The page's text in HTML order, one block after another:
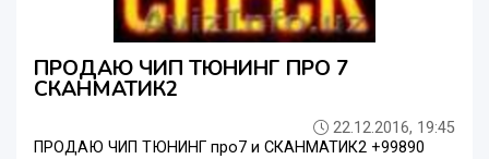
ПРОДАЮ ЧИП ТЮНИНГ ПРО 7
СКАНМАТИК2
22.12.2016, 19:45
ПРОДАЮ ЧИП ТЮНИНГ про7 и СКАНМАТИК2 +99890